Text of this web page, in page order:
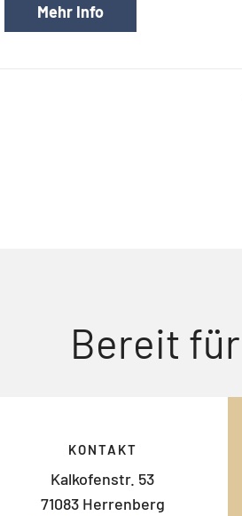
Mehr Info
Bereit
KONTAKT
Kalkofenstr. 53
71083 Herrenberg